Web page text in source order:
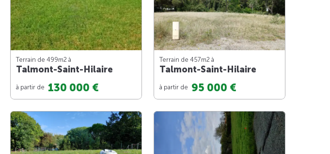
Terrain de 499m2 à
Talmont-Saint-Hilaire
à partir de 130 000 €
Terrain de 457m2 à
Talmont-Saint-Hilaire
à partir de 95 000 €